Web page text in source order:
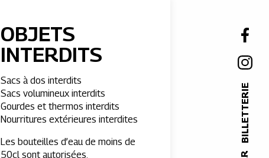
BILLETTERIE
OBJETS
INTERDITS
Sacs à dos interdits
Sacs volumineux interdits
Gourdes et thermos interdits
Nourritures extérieures interdites
Les bouteilles d’eau de moins de
50cl sont autorisées.